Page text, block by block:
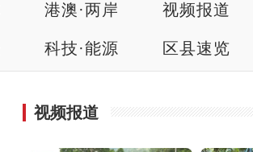
港澳·两岸 视频报道
科技·能源 区县速览
视频报道